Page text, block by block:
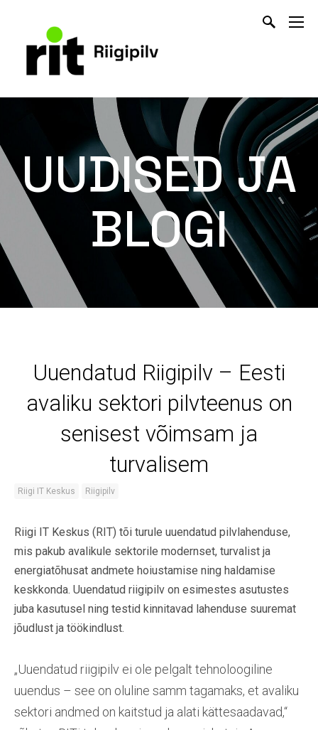
UUDISED JA
BLOGI
Uuendatud Riigipilv – Eesti
avaliku sektori pilvteenus on
senisest võimsam ja
turvalisem
Riigi IT Keskus Riigipilv
Riigi IT Keskus (RIT) tõi turule uuendatud pilvlahenduse,
mis pakub avalikule sektorile modernset, turvalist ja
energiatõhusat andmete hoiustamise ning haldamise
keskkonda. Uuendatud riigipilv on esimestes asutustes
juba kasutusel ning testid kinnitavad lahenduse suuremat
jõudlust ja töökindlust.
„Uuendatud riigipilv ei ole pelgalt tehnoloogiline
uuendus – see on oluline samm tagamaks, et avaliku
sektori andmed on kaitstud ja alati kättesaadavad,“